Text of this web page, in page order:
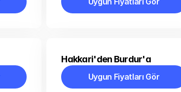
Uygun Fiyatları Gör
Hakkari'den Burdur'a
Uygun Fiyatları Gör
Uygun Fiyatları Gör